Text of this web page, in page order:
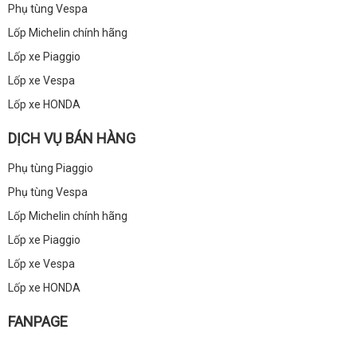
Phụ tùng Vespa
Lốp Michelin chính hãng
Lốp xe Piaggio
Lốp xe Vespa
Lốp xe HONDA
DỊCH VỤ BÁN HÀNG
Phụ tùng Piaggio
Phụ tùng Vespa
Lốp Michelin chính hãng
Lốp xe Piaggio
Lốp xe Vespa
Lốp xe HONDA
FANPAGE